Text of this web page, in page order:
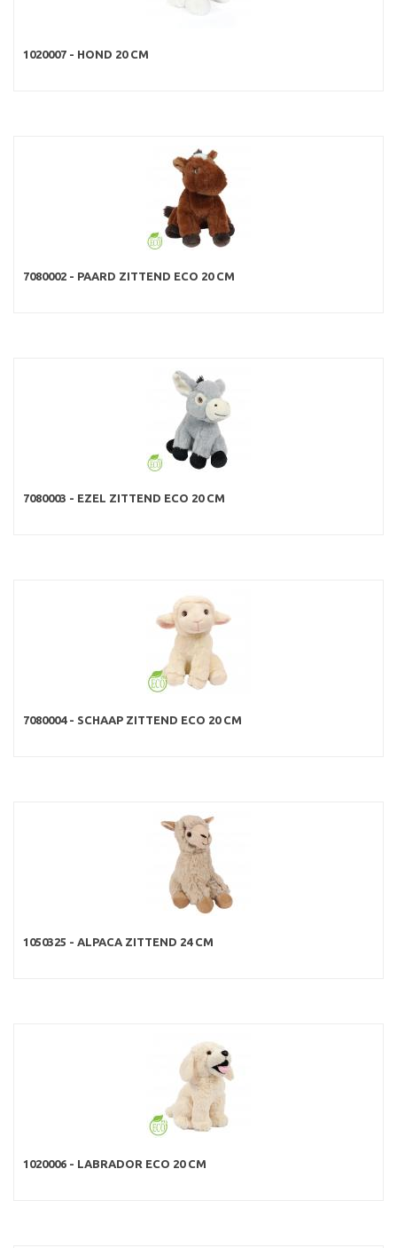
1020007 - HOND 20 CM
7080002 - PAARD ZITTEND ECO 20 CM
7080003 - EZEL ZITTEND ECO 20 CM
7080004 - SCHAAP ZITTEND ECO 20 CM
1050325 - ALPACA ZITTEND 24 CM
1020006 - LABRADOR ECO 20 CM